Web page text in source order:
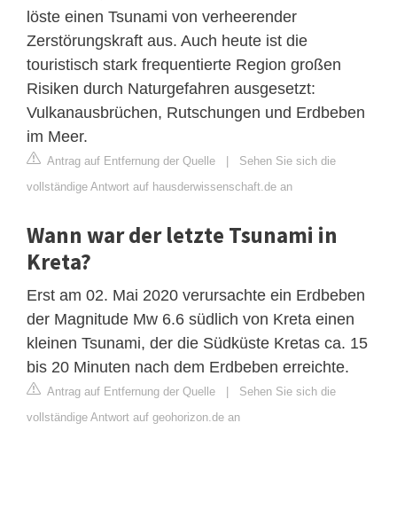
löste einen Tsunami von verheerender
Zerstörungskraft aus. Auch heute ist die
touristisch stark frequentierte Region großen
Risiken durch Naturgefahren ausgesetzt:
Vulkanausbrüchen, Rutschungen und Erdbeben
im Meer.
Antrag auf Entfernung der Quelle
Sehen Sie sich die
vollständige Antwort auf hausderwissenschaft.de an
Wann war der letzte Tsunami in
Kreta?
Erst am 02. Mai 2020 verursachte ein Erdbeben
der Magnitude Mw 6.6 südlich von Kreta einen
kleinen Tsunami, der die Südküste Kretas ca. 15
bis 20 Minuten nach dem Erdbeben erreichte.
Antrag auf Entfernung der Quelle
Sehen Sie sich die
vollständige Antwort auf geohorizon.de an